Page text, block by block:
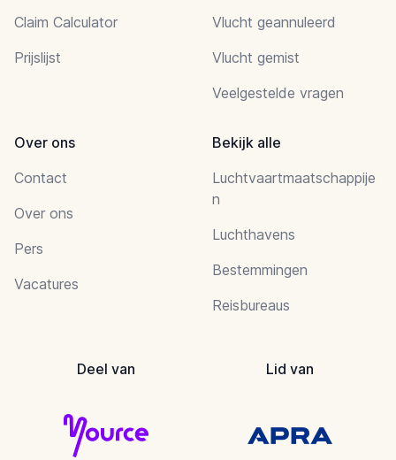
Claim Calculator
Prijslijst
Vlucht geannuleerd
Vlucht gemist
Veelgestelde vragen
Over ons
Contact
Over ons
Pers
Vacatures
Bekijk alle
Luchtvaartmaatschappije
n
Luchthavens
Bestemmingen
Reisbureaus
Deel van Lid van